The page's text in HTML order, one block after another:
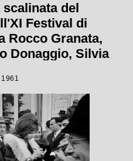
del
Festival di
Rocco Granata,
Donaggio, Silvia